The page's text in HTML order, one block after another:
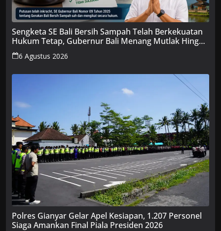
Sengketa SE Bali Bersih Sampah Telah Berkekuatan
Hukum Tetap, Gubernur Bali Menang Mutlak Hingga
Tingkat Banding
6 Agustus 2026
Polres Gianyar Gelar Apel Kesiapan, 1.207 Personel
Siaga Amankan Final Piala Presiden 2026